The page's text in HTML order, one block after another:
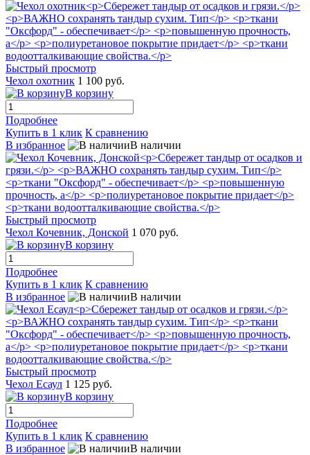
Быстрый просмотр
Чехол охотник 1 100 руб.
В корзину
Подробнее
Купить в 1 клик К сравнению
В избранное
В наличии
Быстрый просмотр
Чехол Кочевник, Донской 1 070 руб.
В корзину
Подробнее
Купить в 1 клик К сравнению
В избранное
В наличии
Быстрый просмотр
Чехол Есаул 1 125 руб.
В корзину
Подробнее
Купить в 1 клик К сравнению
В избранное
В наличии